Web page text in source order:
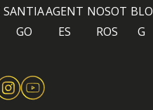
SANTIA
GO
AGENT
ES
NOSOT
ROS
BLO
G